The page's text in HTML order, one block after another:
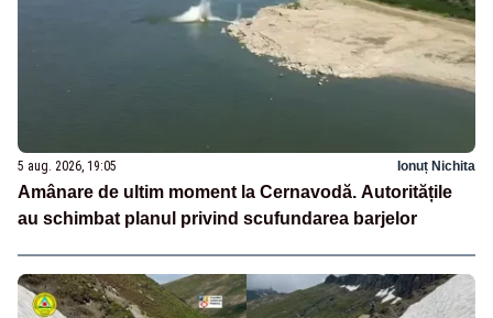
5 aug. 2026, 19:05 Ionuț Nichita
Amânare de ultim moment la Cernavodă. Autoritățile
au schimbat planul privind scufundarea barjelor